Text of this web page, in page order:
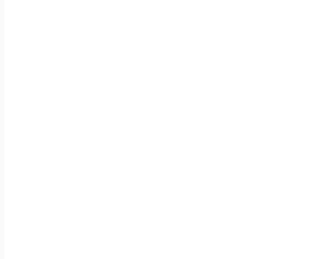
von oder Zugriff auf Informationen auf einem Endgerät
reduzierter Daten zur Auswahl von Werbeanzeigen
von Profilen für personalisierte Werbung
von Profilen zur Auswahl personalisierter Werbung